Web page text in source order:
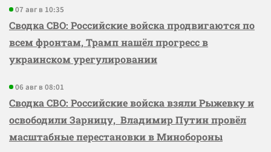
07 авг в 10:35
Сводка СВО: Российские войска продвигаются по
всем фронтам, Трамп нашёл прогресс в
украинском урегулировании
06 авг в 08:01
Сводка СВО: Российские войска взяли Рыжевку и
освободили Зарницу, Владимир Путин провёл
масштабные перестановки в Минобороны